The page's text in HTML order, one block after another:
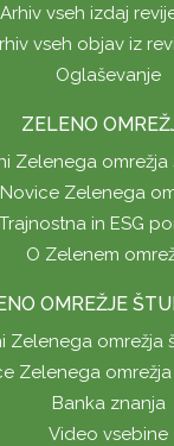
Arhiv vseh izdaj
vseh objav iz
Oglaševanje
ZELENO
Zelenega omrežja
Novice Zelenega
Trajnostna in ESG
O Zelenem
OMREŽJE
Zelenega omrežja
Zelenega
Banka znanja
Video vsebine